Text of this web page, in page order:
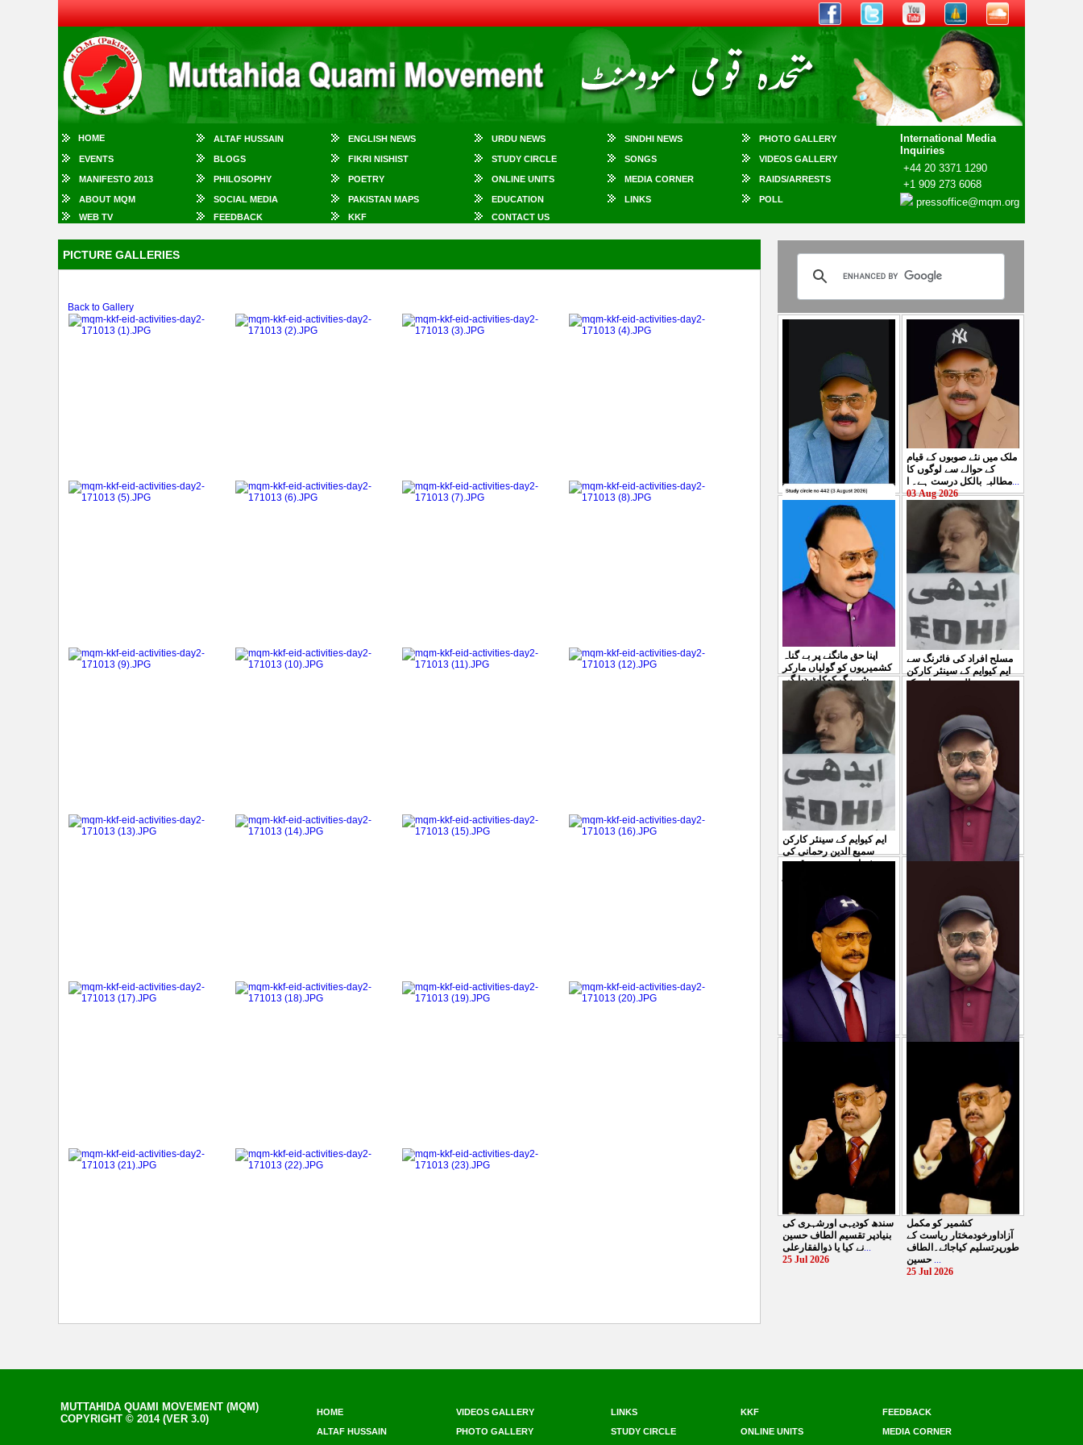
HOME ALTAF HUSSAIN ENGLISH NEWS URDU NEWS SINDHI NEWS PHOTO GALLERY
International Media
Inquiries
+44 20 3371 1290
+1 909 273 6068
pressoffice@mqm.org
EVENTS BLOGS FIKRI NISHIST STUDY CIRCLE SONGS VIDEOS GALLERY
MANIFESTO 2013 PHILOSOPHY POETRY ONLINE UNITS MEDIA CORNER RAIDS/ARRESTS
ABOUT MQM SOCIAL MEDIA PAKISTAN MAPS EDUCATION LINKS
POLL
WEB TV
FEEDBACK KKF CONTACT US
PICTURE GALLERIES
Back to Gallery
کشمیرکا کونہ کونہ لہو
لہو ہے لیکن حکومت کواس
کی کوئی پرواہ نہیں ہے
04 Aug 2026
ملک میں نئے صوبوں کے قیام
کے حوالے سے لوگوں کا
مطالبہ بالکل درست ہے۔ ا...
03 Aug 2026
اپنا حق مانگنے پر بے گناہ
کشمیریوں کو گولیاں مارکر
شہ رگ کوکاٹ دیا گی...
31 Jul 2026
مسلح افراد کی فائرنگ سے
ایم کیوایم کے سینئر کارکن
سمیع الدین رحمانی ک...
ایم کیوایم کے سینئر کارکن
سمیع الدین رحمانی کی
شہادت پر متحدہ قومی
سے ہولی کھیلنابند کی جائے،
الطاف حسین...
29 Jul 2026
کیایامہاجروں پر ظلم
سندھ کودیہی اورشہری کی
بنیادپر تقسیم الطاف حسین
نے کیا یا ذوالفقارعلی...
25 Jul 2026
کشمیر کو مکمل
آزاداورخودمختار ریاست کے
طورپرتسلیم کیاجائے۔الطاف
...
25 Jul 2026
MUTTAHIDA QUAMI MOVEMENT (MQM)
COPYRIGHT © 2014 (VER 3.0)
HOME VIDEOS GALLERY LINKS KKF
FEEDBACK
ALTAF HUSSAIN
PHOTO GALLERY STUDY CIRCLE ONLINE UNITS MEDIA CORNER